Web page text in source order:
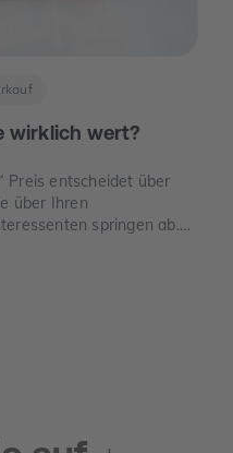
wirklich wert?
Preis entscheidet über
über Ihren
springen ab.